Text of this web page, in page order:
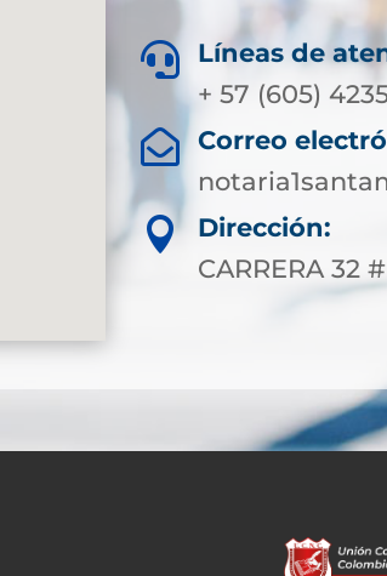

Líneas de
+ 57 (605)

Correo

Dirección:
CARRERA 32